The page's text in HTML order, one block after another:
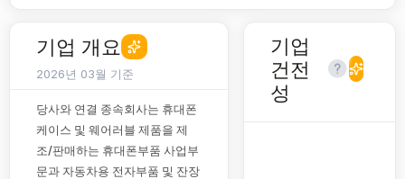
기업 개요
2026년 03월 기준
당사와 연결 종속회사는 휴대폰
케이스 및 웨어러블 제품을 제
조/판매하는 휴대폰부품 사업부
문과 자동차용 전자부품 및 잔장
기업
건전
성